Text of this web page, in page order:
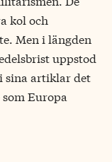
kol och
Men i längden
uppstod
sina artiklar det
Europa